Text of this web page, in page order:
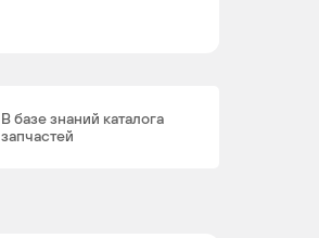
В базе знаний каталога
запчастей